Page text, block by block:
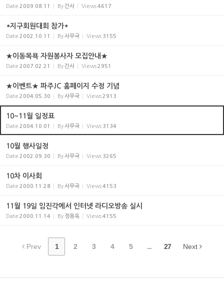
Date 2009.08.11 By간사 Views4617
*지구회원대회 참가*
Date 2002.10.11 By사무국 Views 3155
★이동목욕 자원봉사자 모집안내★
Date 2007.02.21 By간사 Views2951
★이벤트★ 파주JC 홈페이지 수정 기념
Date 2004.05.30 By사무국 Views2913
10~11월 일정표
Date 2004.10.01 By사무국 Views 3134
10월 행사일정
Date 2002.09.30 By사무국 Views 3265
10차 이사회
Date 2000.11.28 By사무국 Views4153
11월 19일 임진각에서 인터넷 라디오방송 실시
Date 2000.11.14 By 정용욱 Views4155
Prev 1 2 3 4 5 ... 27 Next